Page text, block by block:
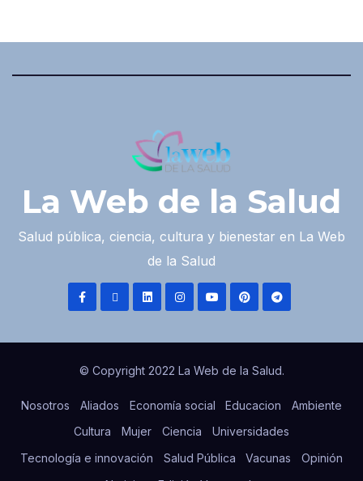
La Web de la Salud
Salud pública, ciencia, cultura y bienestar en La Web
de la Salud
© Copyright 2022 La Web de la Salud.
Nosotros Aliados Economía social Educacion
Ambiente
Cultura
Mujer Ciencia
Universidades
Tecnología e innovación
Salud Pública Vacunas
Opinión